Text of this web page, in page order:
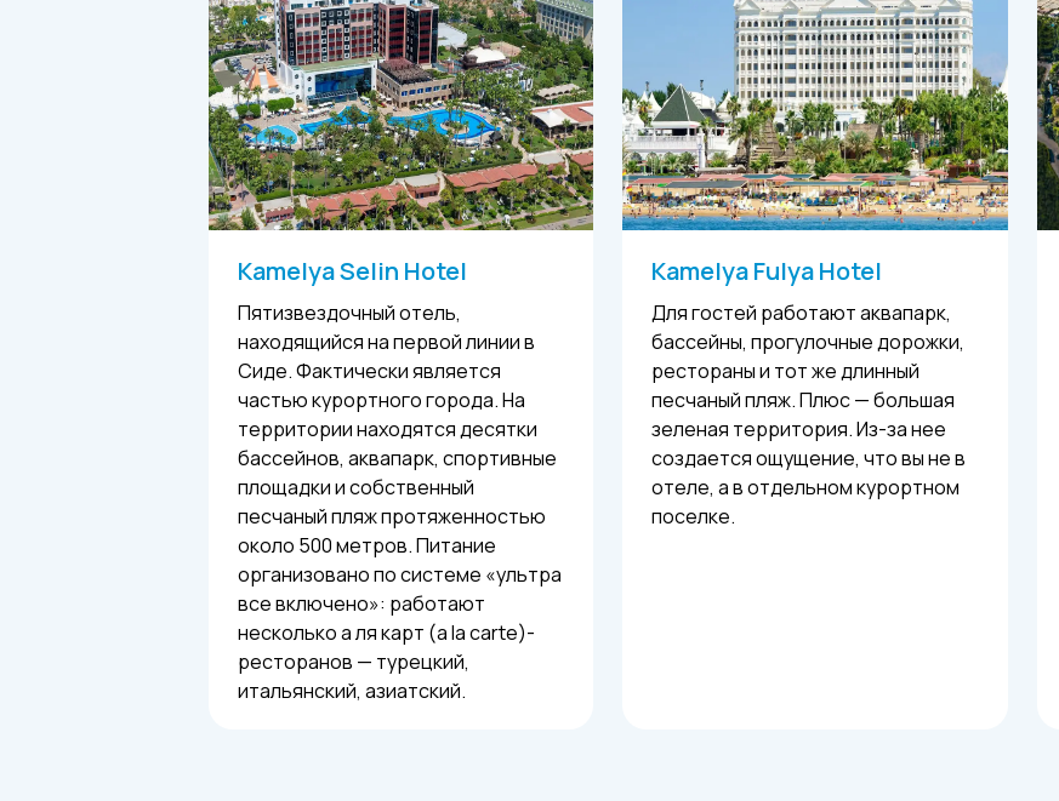
Kamelya Selin Hotel
Пятизвездочный отель,
находящийся на первой линии в
Сиде. Фактически является
частью курортного города. На
территории находятся десятки
бассейнов, аквапарк, спортивные
площадки и собственный
песчаный пляж протяженностью
около 500 метров. Питание
организовано по системе «ультра
все включено»: работают
несколько а ля карт (a la carte)-
ресторанов — турецкий,
итальянский, азиатский.
Kamelya Fulya Hotel
Для гостей работают аквапарк,
бассейны, прогулочные дорожки,
рестораны и тот же длинный
песчаный пляж. Плюс — большая
зеленая территория. Из-за нее
создается ощущение, что вы не в
отеле, а в отдельном курортном
поселке.